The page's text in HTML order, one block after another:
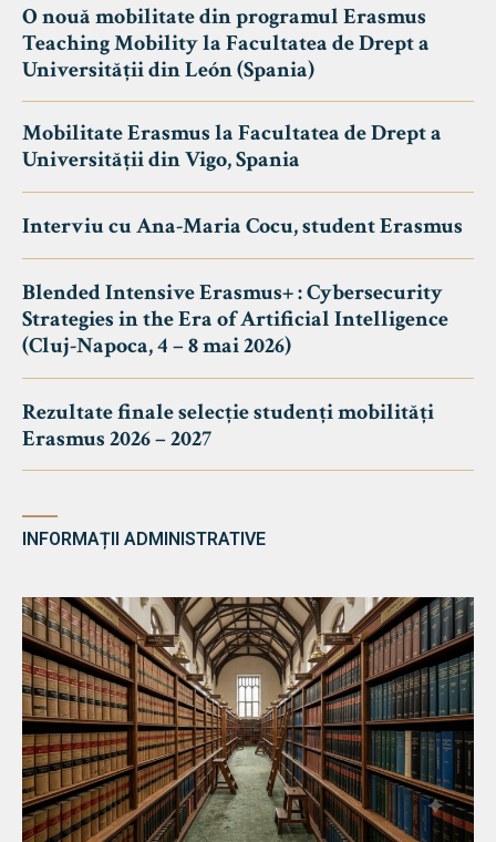
O nouă mobilitate din programul Erasmus
Teaching Mobility la Facultatea de Drept a
Universității din León (Spania)
Mobilitate Erasmus la Facultatea de Drept a
Universității din Vigo, Spania
Interviu cu Ana-Maria Cocu, student Erasmus
Blended Intensive Erasmus+ : Cybersecurity
Strategies in the Era of Artificial Intelligence
(Cluj-Napoca, 4 – 8 mai 2026)
Rezultate finale selecție studenți mobilități
Erasmus 2026 – 2027
INFORMAȚII ADMINISTRATIVE